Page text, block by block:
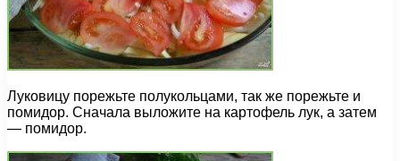
Луковицу порежьте полукольцами, так же порежьте и
помидор. Сначала выложите на картофель лук, а затем
— помидор.